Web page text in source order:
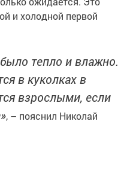
и холодной первой
тепло и влажно.
в куколках в
взрослыми, если
, – пояснил Николай